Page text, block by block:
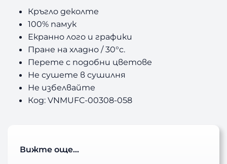
Кръгло деколте
100% памук
Екранно лого и графики
Пране на хладно / 30°c.
Перете с подобни цветове
Не сушете в сушилня
Не избелвайте
Код: VNMUFC-00308-058
Вижте още…